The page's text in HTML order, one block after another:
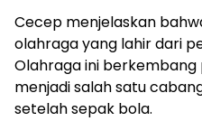
Cecep menjelaskan
olahraga yang lahir dari
Olahraga ini berkembang
menjadi salah satu
setelah sepak bola.